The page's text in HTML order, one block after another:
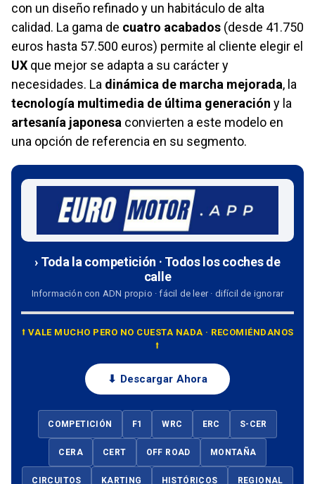
con un diseño refinado y un habitáculo de alta
calidad. La gama de cuatro acabados (desde 41.750
euros hasta 57.500 euros) permite al cliente elegir el
UX que mejor se adapta a su carácter y
necesidades. La dinámica de marcha mejorada, la
tecnología multimedia de última generación y la
artesanía japonesa convierten a este modelo en
una opción de referencia en su segmento.
› Toda la competición · Todos los coches de
calle
Información con ADN propio · fácil de leer · difícil de ignorar
⭡ VALE MUCHO PERO NO CUESTA NADA · RECOMIÉNDANOS
⭡
⬇ Descargar Ahora
COMPETICIÓN F1 WRC ERC S-CER
CERA CERT OFF ROAD MONTAÑA
CIRCUITOS KARTING HISTÓRICOS REGIONAL